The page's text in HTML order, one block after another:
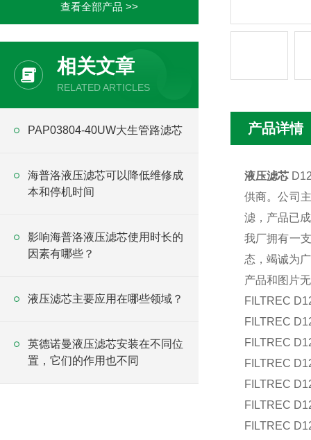
查看全部产品 >>
相关文章
RELATED ARTICLES
PAP03804-40UW大生管路滤芯
海普洛液压滤芯可以降低维修成
本和停机时间
影响海普洛液压滤芯使用时长的
因素有哪些？
液压滤芯主要应用在哪些领域？
英德诺曼液压滤芯安装在不同位
置，它们的作用也不同
产品详情
液压滤芯
供商。公司
滤，产品已
我厂拥有一
态，竭诚为
产品和图片
FILTREC
FILTREC
FILTREC
FILTREC
FILTREC
FILTREC
FILTREC